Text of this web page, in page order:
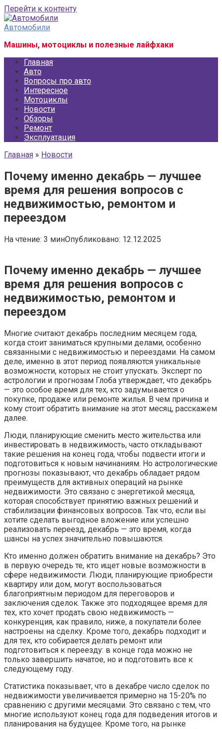
Перейти к контенту
Автомобили
Машины, мотоциклы и полезные лайфхаки
Главная
Авто
Вопросы про авто
Интересное
Мотоциклы
Новости
Обзоры
Ремонт
Эксплуатация
Главная » Новости
Почему именно декабрь — лучшее
время для решения вопросов с
недвижимостью, ремонтом и
переездом
На чтение: 3 минОпубликовано: 12.12.2025
Почему именно декабрь — лучшее
время для решения вопросов с
недвижимостью, ремонтом и
переездом
Многие считают декабрь последним месяцем года,
когда стоит заниматься крупными делами, особенно
связанными с недвижимостью и переездами. На самом
деле, именно в этот период появляются уникальные
возможности, которых не стоит упускать. Эксперт по
астрологии и прогнозам Глоба утверждает, что декабрь
— это особое время для тех, кто задумывается о
покупке, продаже или ремонте жилья. В чем причина и
кому стоит обратить внимание на этот месяц, расскажем
далее.
Люди, планирующие сменить место жительства или
инвестировать в недвижимость, часто откладывают
такие решения на конец года, чтобы подвести итоги и
подготовиться к новым начинаниям. Но астрологические
прогнозы показывают, что декабрь обладает рядом
преимуществ для активных операций на рынке
недвижимости. Это связано с энергетикой месяца,
которая способствует принятию важных решений и
стабилизации финансовых вопросов. Так что, если вы
хотите сделать выгодное вложение или успешно
реализовать переезд, декабрь — это время, когда
шансы на успех значительно повышаются.
Кто именно должен обратить внимание на декабрь? Это
в первую очередь те, кто ищет новые возможности в
сфере недвижимости. Люди, планирующие приобрести
квартиру или дом, могут воспользоваться
благоприятным периодом для переговоров и
заключения сделок. Также это подходящее время для
тех, кто хочет продать свою недвижимость —
конкуренция, как правило, ниже, а покупатели более
настроены на сделку. Кроме того, декабрь подходит и
для тех, кто собирается делать ремонт или
подготовиться к переезду: в конце года можно не
только завершить начатое, но и подготовить все к
следующему году.
Статистика показывает, что в декабре число сделок по
недвижимости увеличивается примерно на 15-20% по
сравнению с другими месяцами. Это связано с тем, что
многие используют конец года для подведения итогов и
планирования на будущее. Кроме того, на рынке